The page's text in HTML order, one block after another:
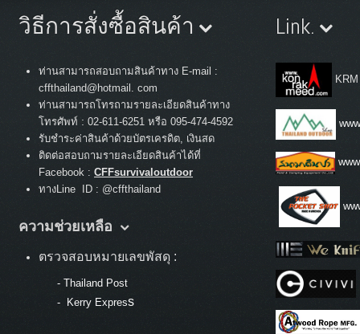
วิธีการสั่งซื้อสินค้า
ท่านสามารถสอบถามสินค้าทาง E-mail :
cffthailand@hotmail. com
ท่านสามารถโทรถามรายละเอียดสินค้าทาง
โทรศัพท์ : 02-611-6251 หรือ 095-474-4592
รับชำระค่าสินค้าด้วยบัตรเครดิต, เงินสด
ติดต่อสอบถามรายละเอียดสินค้าได้ที่
Facebook : CFFsurvivaloutdoor
ทางLine ID : @cffthailand
ความช่วยเหลือ
ตรวจสอบหมายเลขพัสดุ :
- Thailand Post
-
Kerry Express
Link.
KRM